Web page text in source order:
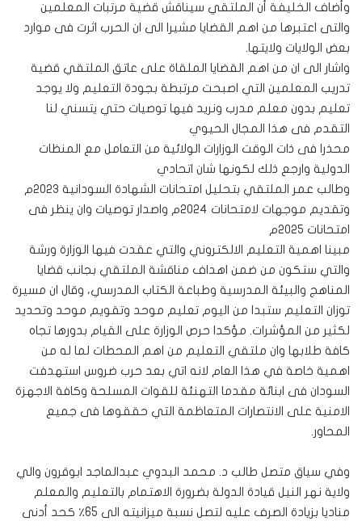
وأضاف الخليفة أن الملتقي سيناقش قضية مرتبات المعلمين
والتى اعتبرها من اهم القضايا مشيرا الى ان الحرب اثرت فى موارد
بعض الولايات ولايتها.
واشار الى ان من اهم القضايا الملقاة على عاتق الملتقي قضية
تدريب المعلمين التي اصبحت مرتبطة بجودة التعليم ولا يوجد
تعليم بدون معلم مدرب ونريد فيها توصيات حتي يتسني لنا
التقدم فى هذا المجال الحيوي
محذرا فى ذات الوقت الوزارات الولائية من التعامل مع المنظات
الدولية وارجع ذلك لكونها شان اتحادي
وطالب عمر الملتقي بتحليل امتحانات الشهادة السودانية ٢٠٢٣م
وتقديم موجهات لامتحانات ٢٠٢٤م واصدار توصيات وان ينظر فى
امتحانات ٢٠٢٥م
مبينا اهمية التعليم الالكتروني والتي عقدت فيها الوزارة ورشة
والتي ستكون من ضمن اهداف مناقشة الملتقي بجانب قضايا
المناهج والبيئة المدرسية وطباعة الكتاب المدرسي، وقال ان مسيرة
توزان التعليم ستبدا من اليوم تعليم موحد وتقويم موحد وتحديد
لكثير من المؤشرات. مؤكدا حرص الوزارة على القيام بدورها تجاه
كافة طلابها وان ملتقي التعليم من اهم المحطات لما له من
اهمية خاصة في هذا العام لانه اتي بعد حرب ضروس استهدفت
السودان فى ابنائة مقدما التهنئة للقوات المسلحة وكافة الاجهزة
الامنية على الانتصارات المتعاظمة التي حققوها فى جميع
المحاور.
وفي سياق متصل طالب د. محمد البدوي عبدالماجد ابوقرون والي
ولاية نهر النيل قيادة الدولة بضرورة الاهتمام بالتعليم والمعلم
مناديا بزيادة الصرف عليه لتصل نسبة ميزانيته الى 65٪ كحد أدنى